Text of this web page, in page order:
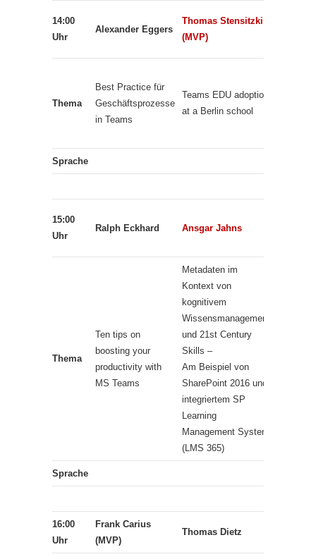
14:00
Uhr
Alexander Eggers
Thomas Stensitzki
(MVP)
Thema
Best Practice für
Geschäftsprozesse
in Teams
Teams EDU adoption
at a Berlin school
Sprache
15:00
Uhr
Ralph Eckhard Ansgar Jahns
Thema
Ten tips on
boosting your
productivity with
MS Teams
Metadaten im
Kontext von
kognitivem
Wissensmanagement
und 21st Century
Skills –
Am Beispiel von
SharePoint 2016 und
integriertem SP
Learning
Management System
(LMS 365)
Sprache
16:00
Uhr
Frank Carius
(MVP)
Thomas Dietz